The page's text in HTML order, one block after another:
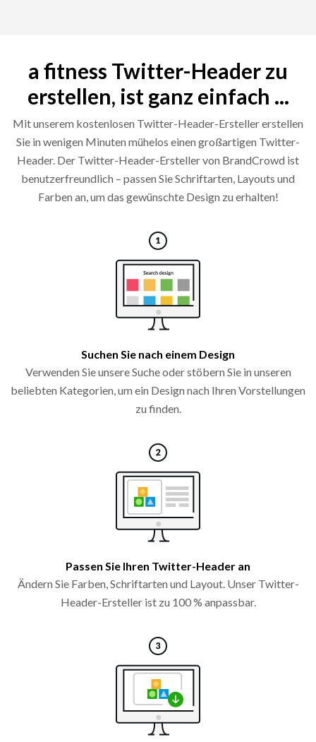
a fitness Twitter-Header zu
erstellen, ist ganz einfach ...
Mit unserem kostenlosen Twitter-Header-Ersteller erstellen
Sie in wenigen Minuten mühelos einen großartigen Twitter-
Header. Der Twitter-Header-Ersteller von BrandCrowd ist
benutzerfreundlich – passen Sie Schriftarten, Layouts und
Farben an, um das gewünschte Design zu erhalten!
Suchen Sie nach einem Design
Verwenden Sie unsere Suche oder stöbern Sie in unseren
beliebten Kategorien, um ein Design nach Ihren Vorstellungen
zu finden.
Passen Sie Ihren Twitter-Header an
Ändern Sie Farben, Schriftarten und Layout. Unser Twitter-
Header-Ersteller ist zu 100 % anpassbar.